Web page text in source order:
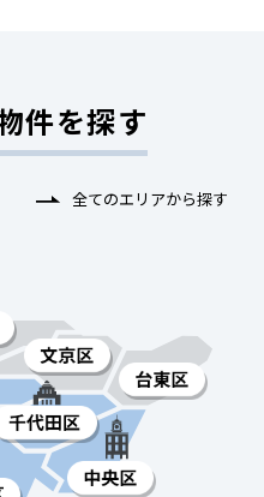
件を探す
全てのエリアから探す